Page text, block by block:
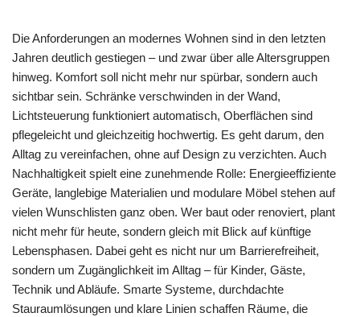
Die Anforderungen an modernes Wohnen sind in den letzten
Jahren deutlich gestiegen – und zwar über alle Altersgruppen
hinweg. Komfort soll nicht mehr nur spürbar, sondern auch
sichtbar sein. Schränke verschwinden in der Wand,
Lichtsteuerung funktioniert automatisch, Oberflächen sind
pflegeleicht und gleichzeitig hochwertig. Es geht darum, den
Alltag zu vereinfachen, ohne auf Design zu verzichten. Auch
Nachhaltigkeit spielt eine zunehmende Rolle: Energieeffiziente
Geräte, langlebige Materialien und modulare Möbel stehen auf
vielen Wunschlisten ganz oben. Wer baut oder renoviert, plant
nicht mehr für heute, sondern gleich mit Blick auf künftige
Lebensphasen. Dabei geht es nicht nur um Barrierefreiheit,
sondern um Zugänglichkeit im Alltag – für Kinder, Gäste,
Technik und Abläufe. Smarte Systeme, durchdachte
Stauraumlösungen und klare Linien schaffen Räume, die